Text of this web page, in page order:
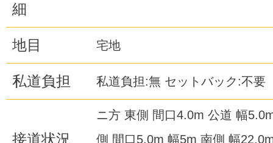
細
地目 宅地
私道負担 私道負担:無 セットバック:不要
接道状況
ニ方 東側 間口4.0m 公道 幅
側 間口5.0m 幅5m 南側 幅